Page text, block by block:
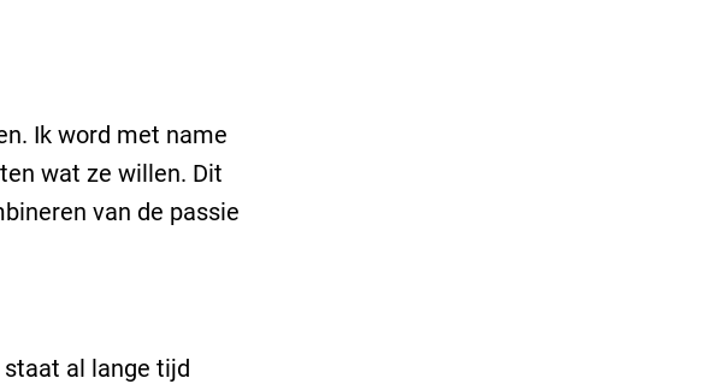
Ik word met name
wat ze willen. Dit
van de passie
al lange tijd